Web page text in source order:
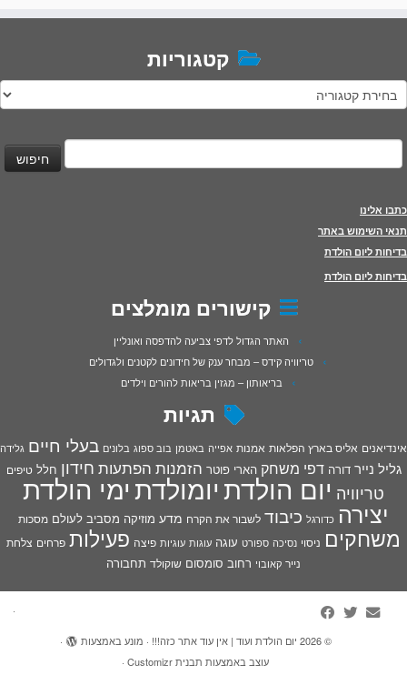
קטגוריות
קטגוריות
חיפוש:
כתבו אלינו
תנאי השימוש באתר
בדיחות ליום הולדת
בדיחות ליום הולדת
קישורים מומלצים
האתר הגדול לדפי צביעה להדפסה ואונליין
טריוויה קידס – מבחר ענק של חידונים לקטנים ולגדולים
בריאותון – מגזין בריאות להורים וילדים
תגיות
אינדיאנים אליס בארץ הפלאות אמנות אפייה באטמן בוב ספוג בלונים בעלי חיים גלידה
גליל נייר דורה דפי משחק הארי פוטר הזמנות הפתעות חידון חלל טיפים
טריוויה יום הולדתיומולדתימי הולדת
יצירה כדורגל כיבוד לשבור את הקרח מדע מוזיקה מסביב לעולם מסכות
משחקים ניסוי נסיכה ספורט עוגה עוגות עוגיות פיצה פעילות פרחים צלחת
נייר קאובוי רחוב סומסום שוקולד תחבורה
·
© 2026 יום הולדת ועוד | אין עוד אתר כזה!!! · מונע באמצעות
·
עוצב באמצעות תבנית Customizr ·